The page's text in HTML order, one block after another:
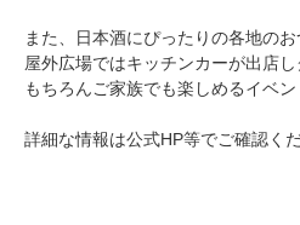
また、日本酒にぴったりの各地の
屋外広場ではキッチンカーが出店
もちろんご家族でも楽しめるイベン
詳細な情報は公式HP等でご確認くだ